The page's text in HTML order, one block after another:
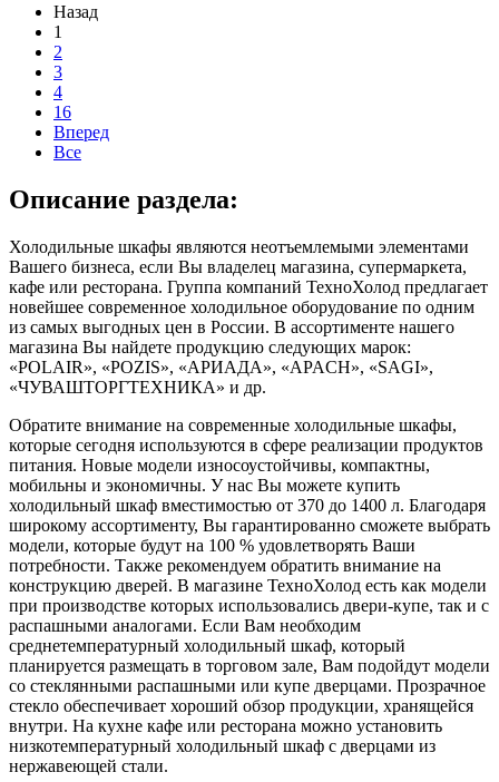
Назад
1
2
3
4
16
Вперед
Все
Описание раздела:
Холодильные шкафы являются неотъемлемыми элементами
Вашего бизнеса, если Вы владелец магазина, супермаркета,
кафе или ресторана. Группа компаний ТехноХолод предлагает
новейшее современное холодильное оборудование по одним
из самых выгодных цен в России. В ассортименте нашего
магазина Вы найдете продукцию следующих марок:
«POLAIR», «POZIS», «АРИАДА», «APACH», «SAGI»,
«ЧУВАШТОРГТЕХНИКА» и др.
Обратите внимание на современные холодильные шкафы,
которые сегодня используются в сфере реализации продуктов
питания. Новые модели износоустойчивы, компактны,
мобильны и экономичны. У нас Вы можете купить
холодильный шкаф вместимостью от 370 до 1400 л. Благодаря
широкому ассортименту, Вы гарантированно сможете выбрать
модели, которые будут на 100 % удовлетворять Ваши
потребности. Также рекомендуем обратить внимание на
конструкцию дверей. В магазине ТехноХолод есть как модели
при производстве которых использовались двери-купе, так и с
распашными аналогами. Если Вам необходим
среднетемпературный холодильный шкаф, который
планируется размещать в торговом зале, Вам подойдут модели
со стеклянными распашными или купе дверцами. Прозрачное
стекло обеспечивает хороший обзор продукции, хранящейся
внутри. На кухне кафе или ресторана можно установить
низкотемпературный холодильный шкаф с дверцами из
нержавеющей стали.